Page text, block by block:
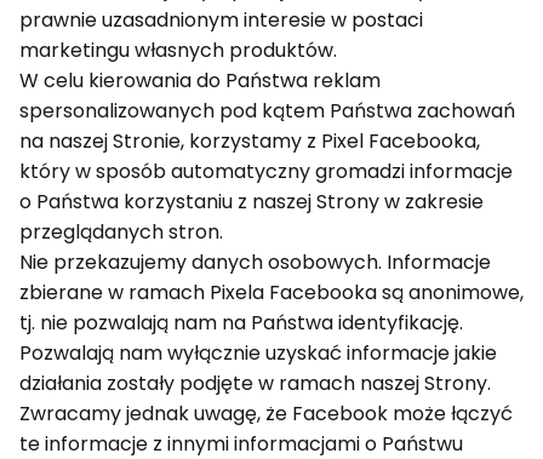
prawnie uzasadnionym interesie w postaci
marketingu własnych produktów.
W celu kierowania do Państwa reklam
spersonalizowanych pod kątem Państwa zachowań
na naszej Stronie, korzystamy z Pixel Facebooka,
który w sposób automatyczny gromadzi informacje
o Państwa korzystaniu z naszej Strony w zakresie
przeglądanych stron.
Nie przekazujemy danych osobowych. Informacje
zbierane w ramach Pixela Facebooka są anonimowe,
tj. nie pozwalają nam na Państwa identyfikację.
Pozwalają nam wyłącznie uzyskać informacje jakie
działania zostały podjęte w ramach naszej Strony.
Zwracamy jednak uwagę, że Facebook może łączyć
te informacje z innymi informacjami o Państwu